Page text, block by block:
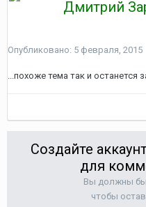
Дмитрий
Опубликовано: 5 февраля, 2015
...похоже тема так и останется
Создайте
для
Вы должны
чтобы